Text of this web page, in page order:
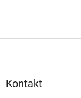
Kontakt